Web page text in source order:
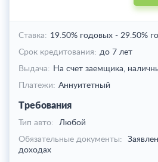
Ставка: 19.50% годовых - 29.50%
Срок кредитования: до 7 лет
Выдача: На счет заемщика,
Платежи: Аннуитетный
Требования
Тип авто:
Любой
Обязательные документы:
доходах